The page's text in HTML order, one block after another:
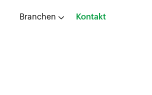
Branchen Kontakt